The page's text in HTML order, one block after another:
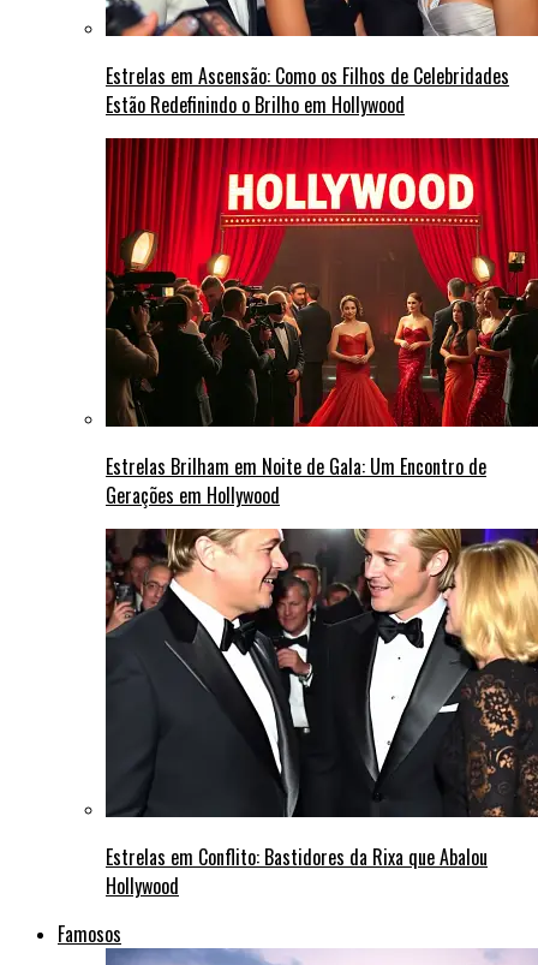
Estrelas em Ascensão: Como os Filhos de Celebridades
Estão Redefinindo o Brilho em Hollywood
Estrelas Brilham em Noite de Gala: Um Encontro de
Gerações em Hollywood
Estrelas em Conflito: Bastidores da Rixa que Abalou
Hollywood
Famosos